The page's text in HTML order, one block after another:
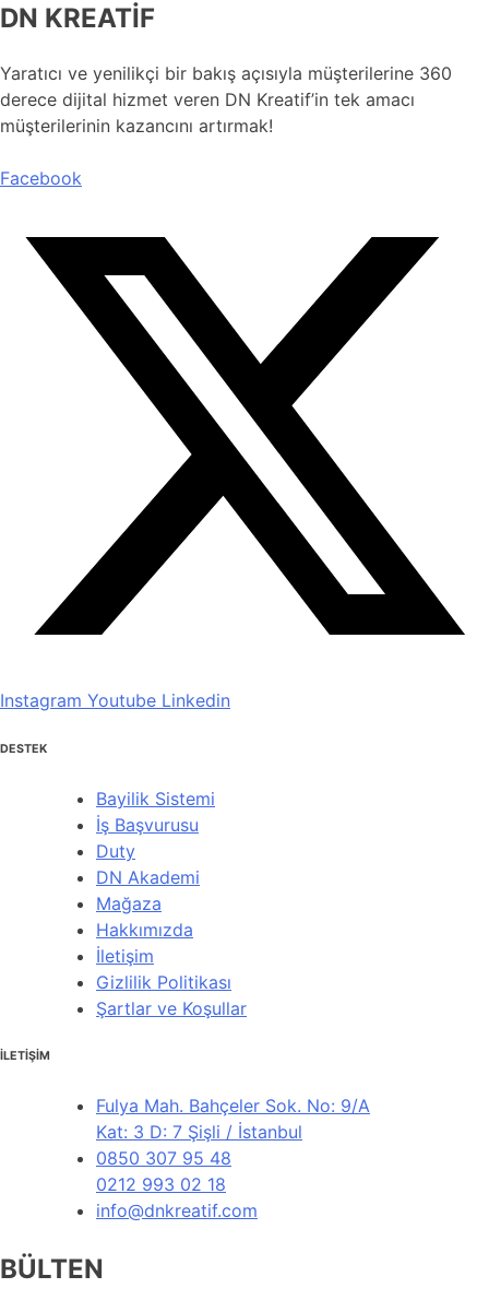
DN KREATİF
Yaratıcı ve yenilikçi bir bakış açısıyla müşterilerine 360
derece dijital hizmet veren DN Kreatif’in tek amacı
müşterilerinin kazancını artırmak!
Facebook
Instagram Youtube Linkedin
DESTEK
Bayilik Sistemi
İş Başvurusu
Duty
DN Akademi
Mağaza
Hakkımızda
İletişim
Gizlilik Politikası
Şartlar ve Koşullar
İLETİŞİM
Fulya Mah. Bahçeler Sok. No: 9/A
Kat: 3 D: 7 Şişli / İstanbul
0850 307 95 48
0212 993 02 18
info@dnkreatif.com
BÜLTEN